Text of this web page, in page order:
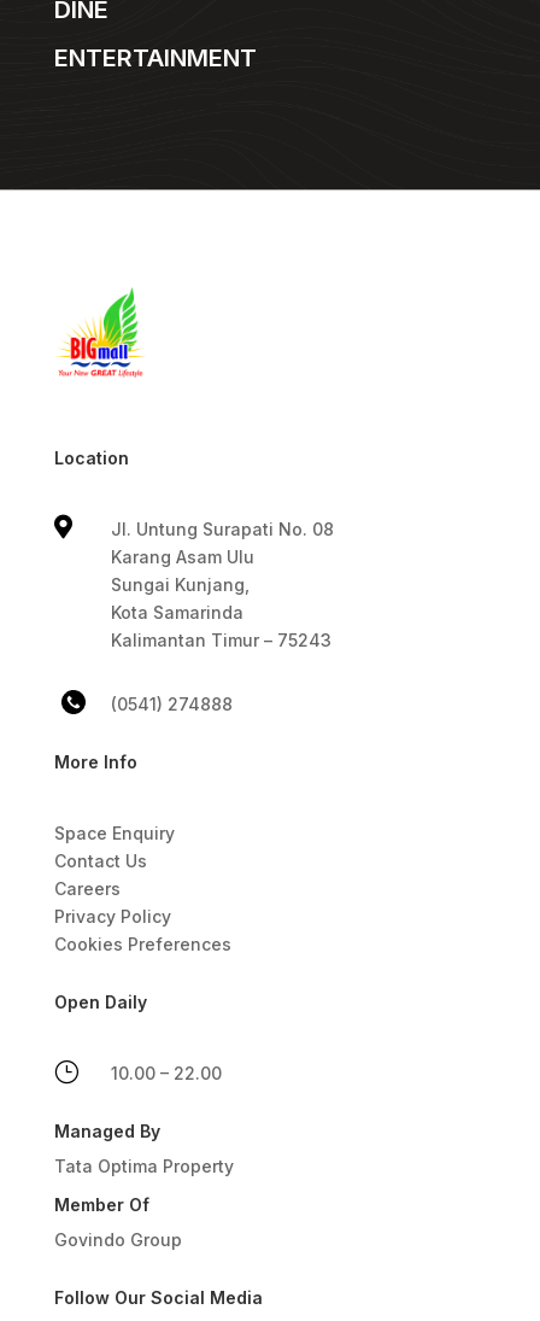
DINE
ENTERTAINMENT
Location

Jl. Untung Surapati No. 08
Karang Asam Ulu
Sungai Kunjang,
Kota Samarinda
Kalimantan Timur – 75243
(0541) 274888
More Info
Space Enquiry
Contact Us
Careers
Privacy Policy
Cookies Preferences
Open Daily
} 10.00 – 22.00
Managed By
Tata Optima Property
Member Of
Govindo Group
Follow Our Social Media